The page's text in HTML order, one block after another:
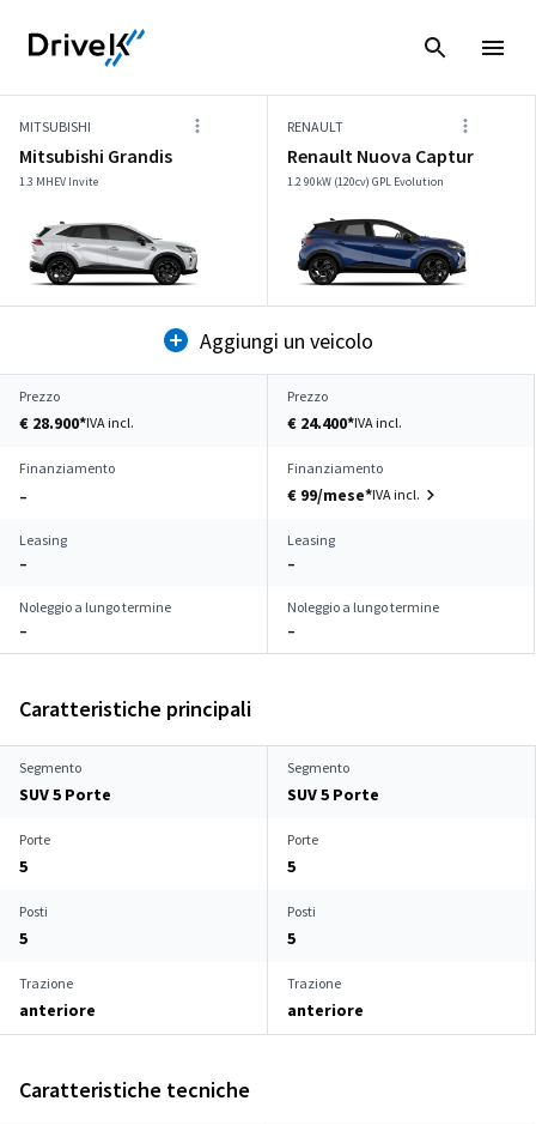
MITSUBISHI
Mitsubishi Grandis
1.3 MHEV Invite
RENAULT
Renault Nuova Captur
1.2 90kW (120cv) GPL Evolution
Aggiungi un veicolo
Prezzo
€ 28.900*IVA incl.
Prezzo
€ 24.400*IVA incl.
Finanziamento
–
Finanziamento
€ 99/mese*IVA incl.
Leasing
–
Leasing
–
Noleggio a lungo termine
–
Noleggio a lungo termine
–
Caratteristiche principali
Segmento
SUV 5 Porte
Segmento
SUV 5 Porte
Porte
5
Porte
5
Posti
5
Posti
5
Trazione
anteriore
Trazione
anteriore
Caratteristiche tecniche